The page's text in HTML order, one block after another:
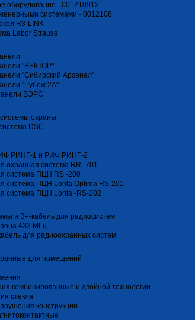
оборудование - 001210912
системами - 0012108
R3-LINK
Labor Strauss
"ВЕКТОР"
"Сибирский Арсенал"
"Рубеж 2А"
ВЭРС
охраны
DSC
РИНГ-1 и РИФ РИНГ-2
охранная система RR -701
система ПЦН RS -200
система ПЦН Lonta Optima RS-201
система ПЦН Lonta -RS-202
и ВЧ-кабель для радиосистем
433 МГц
для радиоохранных систем
для помещений
комбинированные и двойной технологии
стекла
конструкции